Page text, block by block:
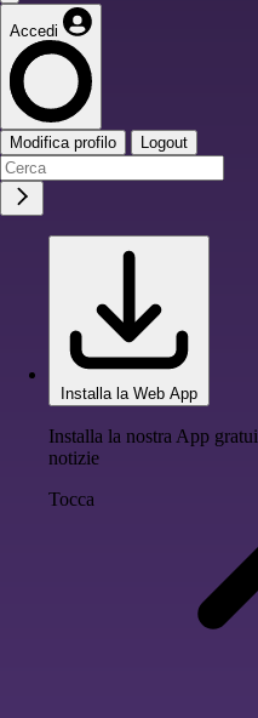
Accedi
Modifica profilo Logout
Installa la Web App
Installa la nostra App
notizie
Tocca